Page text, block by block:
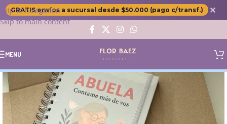
Skip to navigation
Skip to main content
GRATIS envíos a sucursal desde $50.000 (pago c/transf.) ✕
MENU